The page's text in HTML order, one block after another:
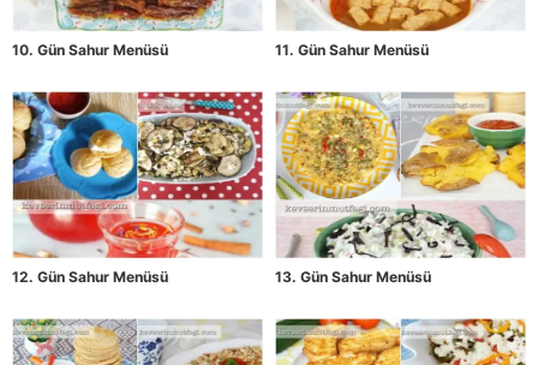
10. Gün Sahur Menüsü 11. Gün Sahur Menüsü
12. Gün Sahur Menüsü 13. Gün Sahur Menüsü